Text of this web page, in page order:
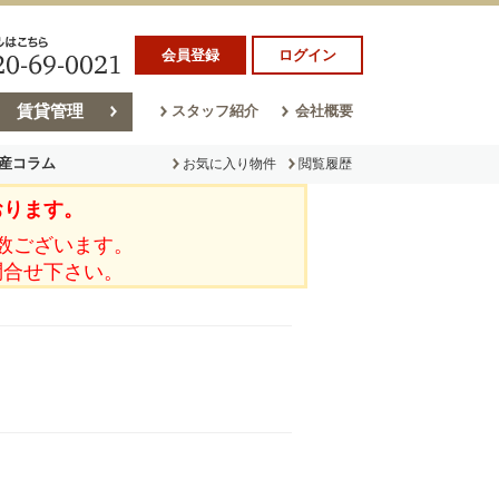
会員登録 ログイン
賃貸管理 スタッフ紹介 会社概要
コラム
ム
お気に入り物件 閲覧履歴
ます。
ざいます。
せ下さい。